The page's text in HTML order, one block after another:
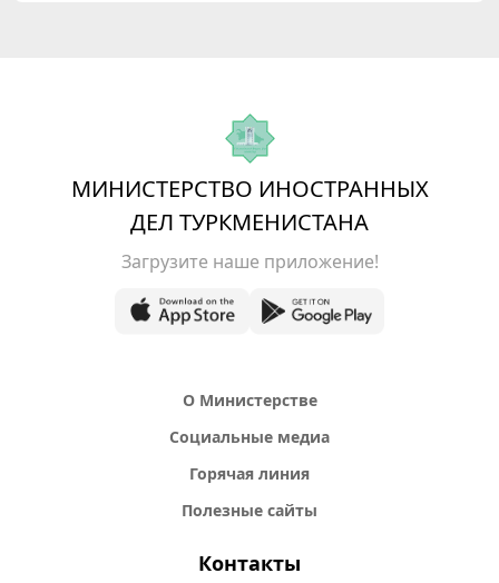
МИНИСТЕРСТВО ИНОСТРАННЫХ
ДЕЛ ТУРКМЕНИСТАНА
Загрузите наше приложение!
О Министерстве
Социальные медиа
Горячая линия
Полезные сайты
Контакты